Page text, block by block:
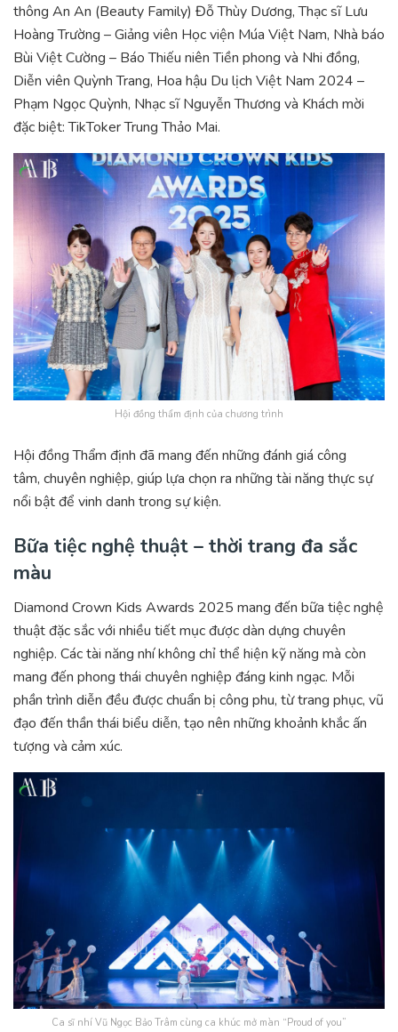
thông An An (Beauty Family) Đỗ Thùy Dương, Thạc sĩ Lưu
Hoàng Trường – Giảng viên Học viện Múa Việt Nam, Nhà báo
Bùi Việt Cường – Báo Thiếu niên Tiền phong và Nhi đồng,
Diễn viên Quỳnh Trang, Hoa hậu Du lịch Việt Nam 2024 –
Phạm Ngọc Quỳnh, Nhạc sĩ Nguyễn Thương và Khách mời
đặc biệt: TikToker Trung Thảo Mai.
Hội đồng thẩm định của chương trình
Hội đồng Thẩm định đã mang đến những đánh giá công
tâm, chuyên nghiệp, giúp lựa chọn ra những tài năng thực sự
nổi bật để vinh danh trong sự kiện.
Bữa tiệc nghệ thuật – thời trang đa sắc
màu
Diamond Crown Kids Awards 2025 mang đến bữa tiệc nghệ
thuật đặc sắc với nhiều tiết mục được dàn dựng chuyên
nghiệp. Các tài năng nhí không chỉ thể hiện kỹ năng mà còn
mang đến phong thái chuyên nghiệp đáng kinh ngạc. Mỗi
phần trình diễn đều được chuẩn bị công phu, từ trang phục, vũ
đạo đến thần thái biểu diễn, tạo nên những khoảnh khắc ấn
tượng và cảm xúc.
Ca sĩ nhí Vũ Ngọc Bảo Trâm cùng ca khúc mở màn “Proud of you”